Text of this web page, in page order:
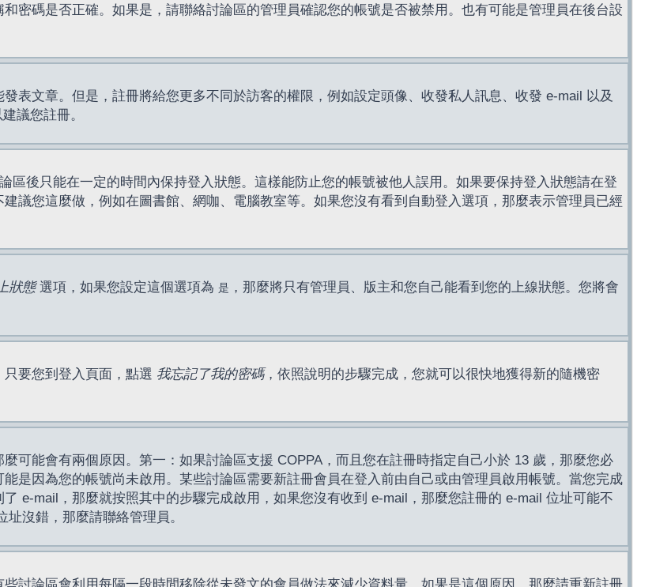
密碼是否正確。如果是，請聯絡討論區的管理員確認您的帳號是否被禁用。也有可能是管理員在後台設
表文章。但是，註冊將給您更多不同於訪客的權限，例如設定頭像、收發私人訊息、收發 e-mail 以及
議您註冊。
區後只能在一定的時間內保持登入狀態。這樣能防止您的帳號被他人誤用。如果要保持登入狀態請在登
議您這麼做，例如在圖書館、網咖、電腦教室等。如果您沒有看到自動登入選項，那麼表示管理員已經
狀態選項，如果您設定這個選項為 是 ，那麼將只有管理員、版主和您自己能看到您的上線狀態。您將會
要您到登入頁面，點選 我忘記了我的密碼，依照說明的步驟完成，您就可以很快地獲得新的隨機密
可能會有兩個原因。第一：如果討論區支援 COPPA，而且您在註冊時指定自己小於 13 歲，那麼您必
是因為您的帳號尚未啟用。某些討論區需要新註冊會員在登入前由自己或由管理員啟用帳號。當您完成
e-mail，那麼就按照其中的步驟完成啟用，如果您沒有收到 e-mail，那麼您註冊的 e-mail 位址可能不
沒錯，那麼請聯絡管理員。
討論區會利用每隔一段時間移除從未發文的會員做法來減少資料量。如果是這個原因，那麼請重新註冊